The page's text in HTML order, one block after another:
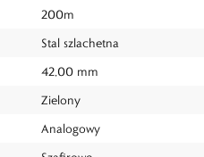
200m
Stal szlachetna
42,00 mm
Zielony
Analogowy